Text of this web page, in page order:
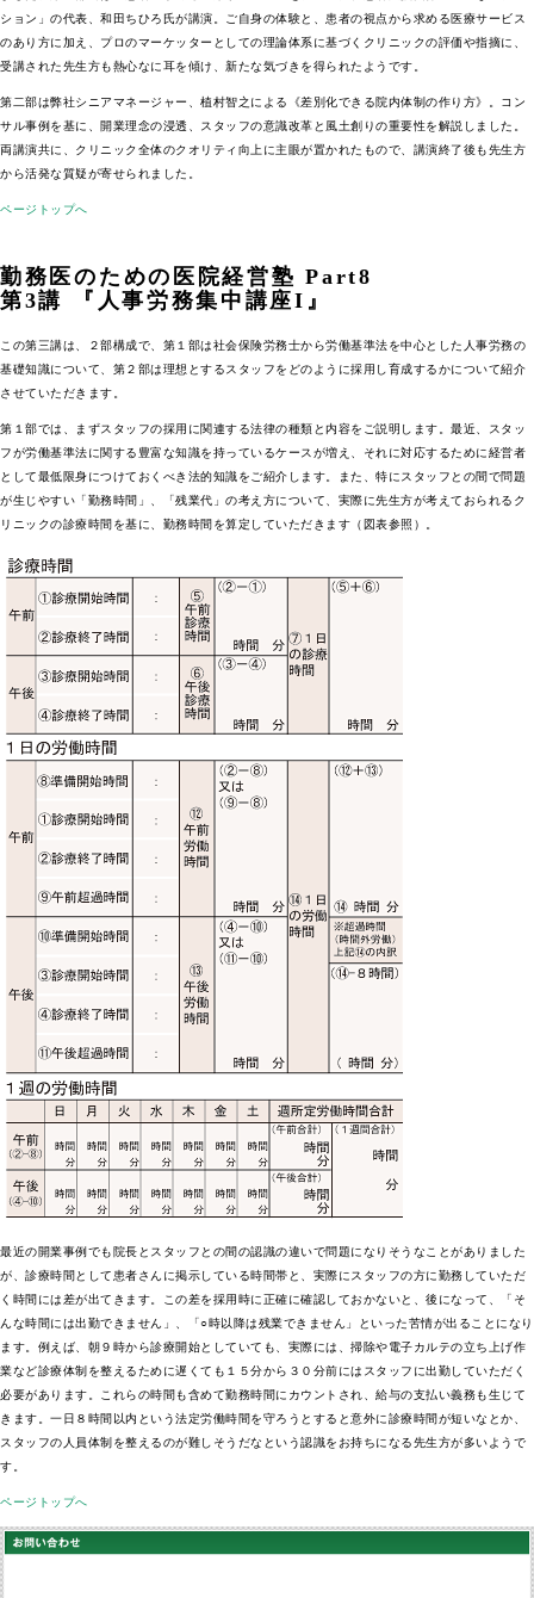
ション」の代表、和田ちひろ氏が講演。ご自身の体験と、患者の視点から求める医療サービス
のあり方に加え、プロのマーケッターとしての理論体系に基づくクリニックの評価や指摘に、
受講された先生方も熱心なに耳を傾け、新たな気づきを得られたようです。
第二部は弊社シニアマネージャー、植村智之による《差別化できる院内体制の作り方》。コン
サル事例を基に、開業理念の浸透、スタッフの意識改革と風土創りの重要性を解説しました。
両講演共に、クリニック全体のクオリティ向上に主眼が置かれたもので、講演終了後も先生方
から活発な質疑が寄せられました。
ページトップへ
勤務医のための医院経営塾 Part8
第3講 『人事労務集中講座I』
この第三講は、２部構成で、第１部は社会保険労務士から労働基準法を中心とした人事労務の
基礎知識について、第２部は理想とするスタッフをどのように採用し育成するかについて紹介
させていただきます。
第１部では、まずスタッフの採用に関連する法律の種類と内容をご説明します。最近、スタッ
フが労働基準法に関する豊富な知識を持っているケースが増え、それに対応するために経営者
として最低限身につけておくべき法的知識をご紹介します。また、特にスタッフとの間で問題
が生じやすい「勤務時間」、「残業代」の考え方について、実際に先生方が考えておられるク
リニックの診療時間を基に、勤務時間を算定していただきます（図表参照）。
最近の開業事例でも院長とスタッフとの間の認識の違いで問題になりそうなことがありました
が、診療時間として患者さんに掲示している時間帯と、実際にスタッフの方に勤務していただ
く時間には差が出てきます。この差を採用時に正確に確認しておかないと、後になって、「そ
んな時間には出勤できません」、「○時以降は残業できません」といった苦情が出ることになり
ます。例えば、朝９時から診療開始としていても、実際には、掃除や電子カルテの立ち上げ作
業など診療体制を整えるために遅くても１５分から３０分前にはスタッフに出勤していただく
必要があります。これらの時間も含めて勤務時間にカウントされ、給与の支払い義務も生じて
きます。一日８時間以内という法定労働時間を守ろうとすると意外に診療時間が短いなとか、
スタッフの人員体制を整えるのが難しそうだなという認識をお持ちになる先生方が多いようで
す。
ページトップへ